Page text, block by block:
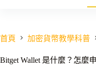
首頁 加密貨幣教學科普
Bitget Wallet 是什麼？怎麼